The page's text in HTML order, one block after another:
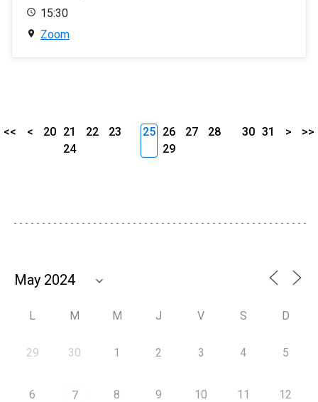
15:30
Zoom
<< < 20 21 22
23
24
25 26 27
28
29
30 31 > >>
L M M J V S D
29 30 1 2 3 4 5
6 7 8 9 10 11 12